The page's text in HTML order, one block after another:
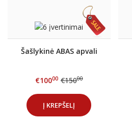
Šašlykinė ABAS apvali
€10000 €15000
Į KREPŠELĮ